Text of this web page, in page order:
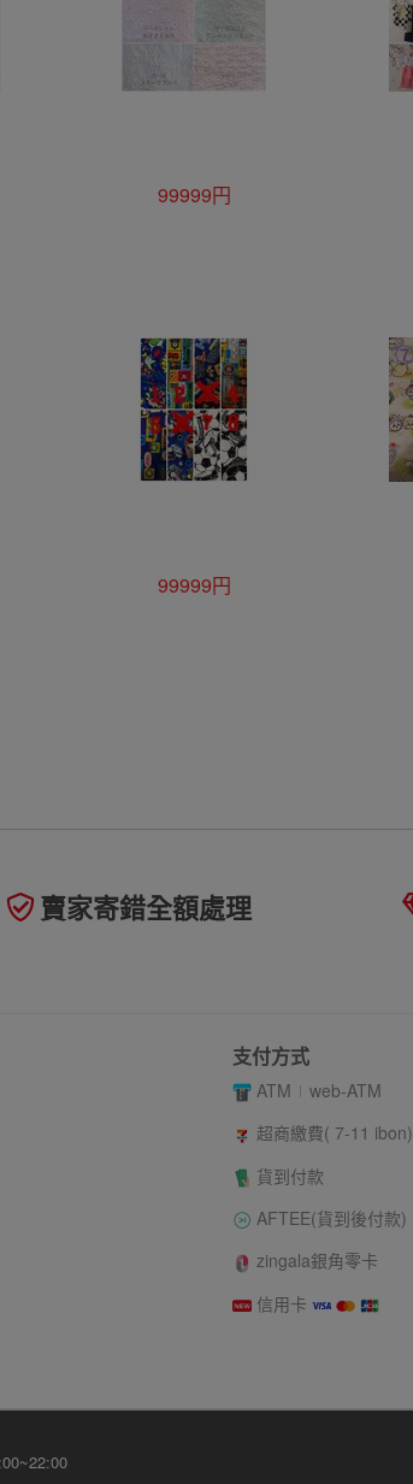
99999円
99999円
賣家寄錯全額處理
支付方式
ATM
web-ATM
超商繳費( 7-11 ibon)
貨到付款
AFTEE(貨到後付款)
zingala銀角零卡
信用卡